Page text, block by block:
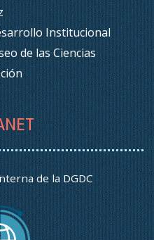
Institucional
de las Ciencias
de la DGDC